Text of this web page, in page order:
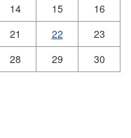
14 15
16
21 22
23
28 29 30